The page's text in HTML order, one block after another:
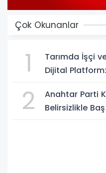
Çok Okunanlar
1
Tarımda İşçi
Dijital
2
Anahtar Parti
Belirsizlikle